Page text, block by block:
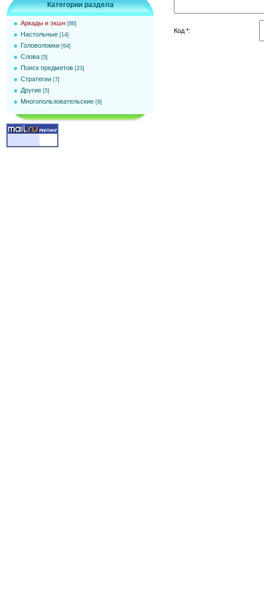
Категории раздела
Аркады и экшн [86]
Настольные [14]
Головоломки [64]
Слова [5]
Поиск предметов [23]
Стратегии [7]
Другие [5]
Многопользовательские [9]
Код *: